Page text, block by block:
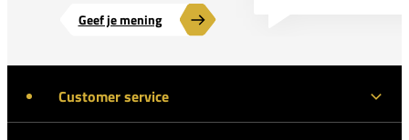
Geef je mening
Customer service